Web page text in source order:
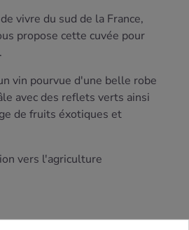
vivre du sud de la France,
propose cette cuvée pour
vin pourvue d'une belle robe
avec des reflets verts ainsi
de fruits éxotiques et
vers l'agriculture